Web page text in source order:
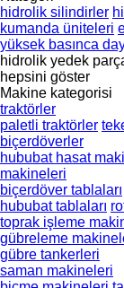
hidrolik silindirler
kumanda üniteleri
yüksek basınca
hidrolik yedek
hepsini göster
Makine kategorisi
traktörler
paletli traktörler
biçerdöverler
hububat hasat
makineleri
biçerdöver tablaları
hububat tablaları
toprak işleme
gübreleme
gübre tankerleri
saman makineleri